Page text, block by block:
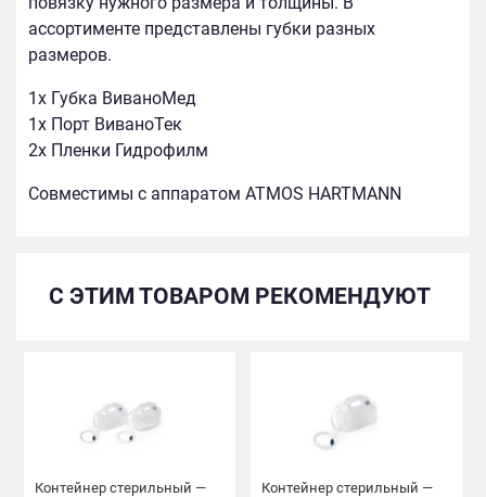
ассортименте представлены губки разных
размеров.
1х Губка ВиваноМед
1х Порт ВиваноТек
2х Пленки Гидрофилм
Совместимы с аппаратом ATMOS HARTMANN
С ЭТИМ ТОВАРОМ РЕКОМЕНДУЮТ
Контейнер стерильный —
Контейнер стерильный —